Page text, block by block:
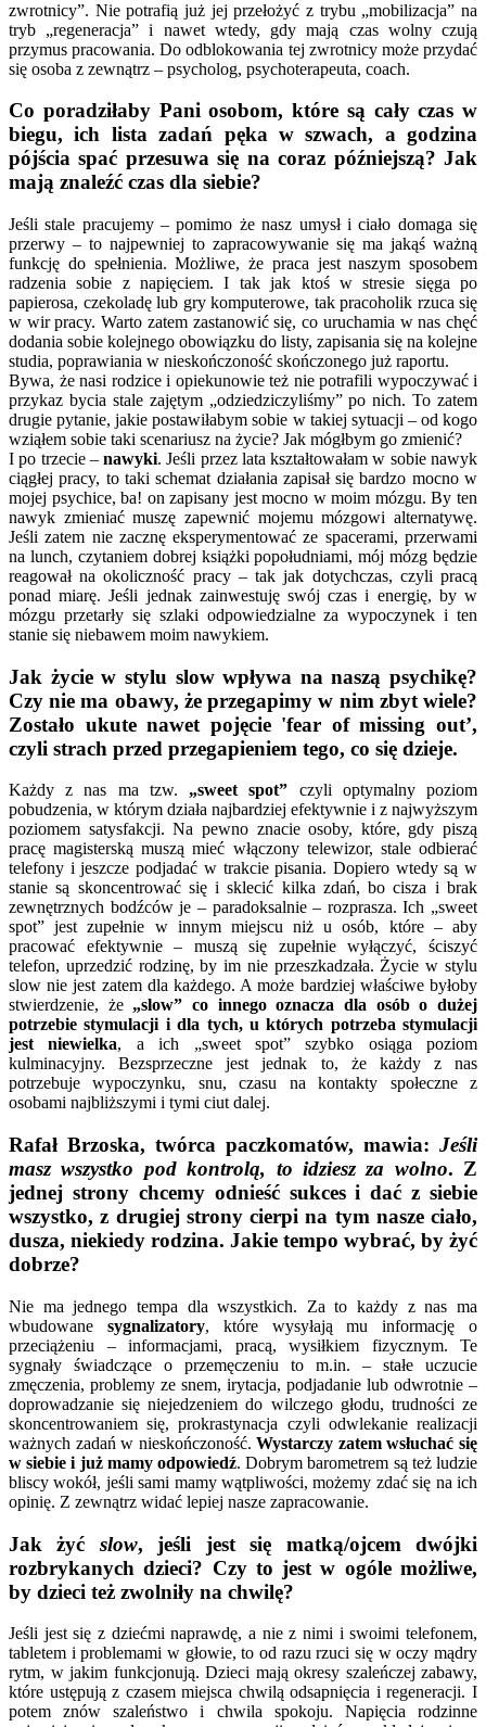
zwrotnicy”. Nie potrafią już jej przełożyć z trybu „mobilizacja” na
tryb „regeneracja” i nawet wtedy, gdy mają czas wolny czują
przymus pracowania. Do odblokowania tej zwrotnicy może przydać
się osoba z zewnątrz – psycholog, psychoterapeuta, coach.
Co poradziłaby Pani osobom, które są cały czas w
biegu, ich lista zadań pęka w szwach, a godzina
pójścia spać przesuwa się na coraz późniejszą? Jak
mają znaleźć czas dla siebie?
Jeśli stale pracujemy – pomimo że nasz umysł i ciało domaga się
przerwy – to najpewniej to zapracowywanie się ma jakąś ważną
funkcję do spełnienia. Możliwe, że praca jest naszym sposobem
radzenia sobie z napięciem. I tak jak ktoś w stresie sięga po
papierosa, czekoladę lub gry komputerowe, tak pracoholik rzuca się
w wir pracy. Warto zatem zastanowić się, co uruchamia w nas chęć
dodania sobie kolejnego obowiązku do listy, zapisania się na kolejne
studia, poprawiania w nieskończoność skończonego już raportu.
Bywa, że nasi rodzice i opiekunowie też nie potrafili wypoczywać i
przykaz bycia stale zajętym „odziedziczyliśmy” po nich. To zatem
drugie pytanie, jakie postawiłabym sobie w takiej sytuacji – od kogo
wziąłem sobie taki scenariusz na życie? Jak mógłbym go zmienić?
I po trzecie –nawyki. Jeśli przez lata kształtowałam w sobie nawyk
ciągłej pracy, to taki schemat działania zapisał się bardzo mocno w
mojej psychice, ba! on zapisany jest mocno w moim mózgu. By ten
nawyk zmieniać muszę zapewnić mojemu mózgowi alternatywę.
Jeśli zatem nie zacznę eksperymentować ze spacerami, przerwami
na lunch, czytaniem dobrej książki popołudniami, mój mózg będzie
reagował na okoliczność pracy – tak jak dotychczas, czyli pracą
ponad miarę. Jeśli jednak zainwestuję swój czas i energię, by w
mózgu przetarły się szlaki odpowiedzialne za wypoczynek i ten
stanie się niebawem moim nawykiem.
Jak życie w stylu slow wpływa na naszą psychikę?
Czy nie ma obawy, że przegapimy w nim zbyt wiele?
Zostało ukute nawet pojęcie 'fear of missing out’,
czyli strach przed przegapieniem tego, co się dzieje.
Każdy z nas ma tzw. „sweet spot” czyli optymalny poziom
pobudzenia, w którym działa najbardziej efektywnie i z najwyższym
poziomem satysfakcji. Na pewno znacie osoby, które, gdy piszą
pracę magisterską muszą mieć włączony telewizor, stale odbierać
telefony i jeszcze podjadać w trakcie pisania. Dopiero wtedy są w
stanie są skoncentrować się i sklecić kilka zdań, bo cisza i brak
zewnętrznych bodźców je – paradoksalnie – rozprasza. Ich „sweet
spot” jest zupełnie w innym miejscu niż u osób, które – aby
pracować efektywnie – muszą się zupełnie wyłączyć, ściszyć
telefon, uprzedzić rodzinę, by im nie przeszkadzała. Życie w stylu
slow nie jest zatem dla każdego. A może bardziej właściwe byłoby
stwierdzenie, że „slow” co innego oznacza dla osób o dużej
potrzebie stymulacji i dla tych, u których potrzeba stymulacji
jest niewielka, a ich „sweet spot” szybko osiąga poziom
kulminacyjny. Bezsprzeczne jest jednak to, że każdy z nas
potrzebuje wypoczynku, snu, czasu na kontakty społeczne z
osobami najbliższymi i tymi ciut dalej.
Rafał Brzoska, twórca paczkomatów, mawia: Jeśli
masz wszystko pod kontrolą, to idziesz za wolno. Z
jednej strony chcemy odnieść sukces i dać z siebie
wszystko, z drugiej strony cierpi na tym nasze ciało,
dusza, niekiedy rodzina. Jakie tempo wybrać, by żyć
dobrze?
Nie ma jednego tempa dla wszystkich. Za to każdy z nas ma
wbudowane sygnalizatory, które wysyłają mu informację o
przeciążeniu – informacjami, pracą, wysiłkiem fizycznym. Te
sygnały świadczące o przemęczeniu to m.in. – stałe uczucie
zmęczenia, problemy ze snem, irytacja, podjadanie lub odwrotnie –
doprowadzanie się niejedzeniem do wilczego głodu, trudności ze
skoncentrowaniem się, prokrastynacja czyli odwlekanie realizacji
ważnych zadań w nieskończoność.Wystarczy zatem wsłuchać się
w siebie i już mamy odpowiedź. Dobrym barometrem są też ludzie
bliscy wokół, jeśli sami mamy wątpliwości, możemy zdać się na ich
opinię. Z zewnątrz widać lepiej nasze zapracowanie.
Jak żyć slow, jeśli jest się matką/ojcem dwójki
rozbrykanych dzieci? Czy to jest w ogóle możliwe,
by dzieci też zwolniły na chwilę?
Jeśli jest się z dziećmi naprawdę, a nie z nimi i swoimi telefonem,
tabletem i problemami w głowie, to od razu rzuci się w oczy mądry
rytm, w jakim funkcjonują. Dzieci mają okresy szaleńczej zabawy,
które ustępują z czasem miejsca chwilą odsapnięcia i regeneracji. I
potem znów szaleństwo i chwila spokoju. Napięcia rodzinne